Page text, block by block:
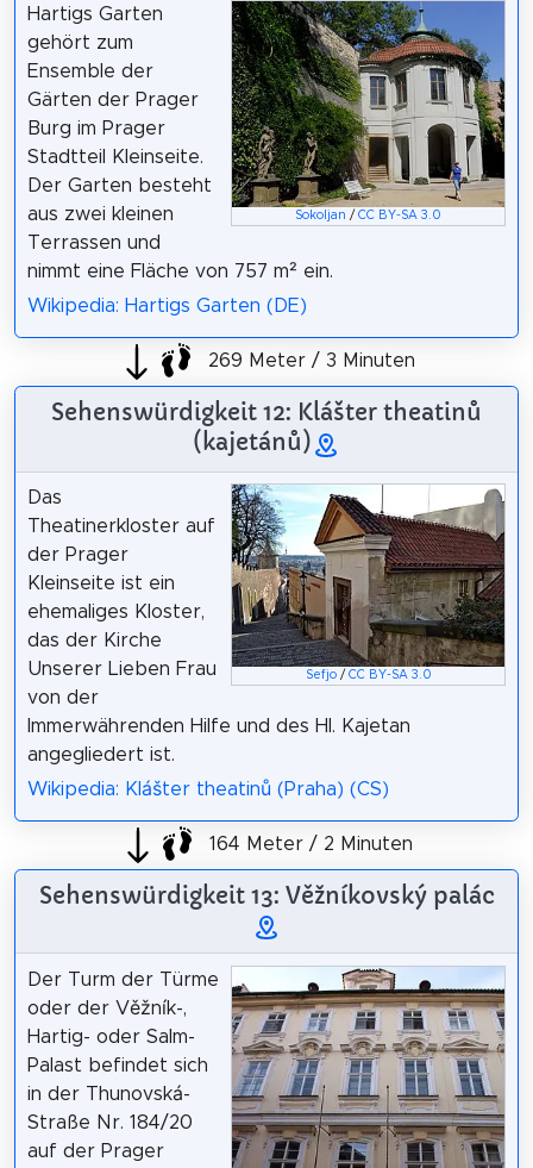
Sokoljan /CC BY-SA 3.0
Hartigs Garten
gehört zum
Ensemble der
Gärten der Prager
Burg im Prager
Stadtteil Kleinseite.
Der Garten besteht
aus zwei kleinen
Terrassen und
nimmt eine Fläche von 757 m² ein.
Wikipedia: Hartigs Garten (DE)
269 Meter / 3 Minuten
Sehenswürdigkeit 12: Klášter theatinů
(kajetánů)
Sefjo/ CC BY-SA 3.0
Das
Theatinerkloster auf
der Prager
Kleinseite ist ein
ehemaliges Kloster,
das der Kirche
Unserer Lieben Frau
von der
Immerwährenden Hilfe und des Hl. Kajetan
angegliedert ist.
Wikipedia: Klášter theatinů (Praha) (CS)
164 Meter / 2 Minuten
Sehenswürdigkeit 13: Věžníkovský palác
Der Turm der Türme
oder der Věžník-,
Hartig- oder Salm-
Palast befindet sich
in der Thunovská-
Straße Nr. 184/20
auf der Prager